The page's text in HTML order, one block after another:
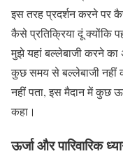
इस तरह प्रदर्शन करने पर
कैसे प्रतिक्रिया दूं क्योंकि
मुझे यहां बल्लेबाजी करने का
कुछ समय से बल्लेबाजी नहीं
नहीं पता, इस मैदान में कुछ
कहा।
ऊर्जा और पारिवारिक